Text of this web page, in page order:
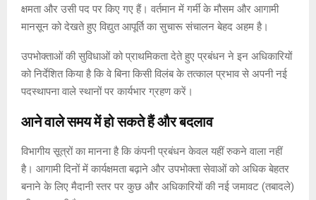
क्षमता और उसी पद पर किए गए हैं। वर्तमान में गर्मी के मौसम और आगामी
मानसून को देखते हुए विद्युत आपूर्ति का सुचारू संचालन बेहद अहम है।
उपभोक्ताओं की सुविधाओं को प्राथमिकता देते हुए प्रबंधन ने इन अधिकारियों
को निर्देशित किया है कि वे बिना किसी विलंब के तत्काल प्रभाव से अपनी नई
पदस्थापना वाले स्थानों पर कार्यभार ग्रहण करें।
आने वाले समय में हो सकते हैं और बदलाव
विभागीय सूत्रों का मानना है कि कंपनी प्रबंधन केवल यहीं रुकने वाला नहीं
है। आगामी दिनों में कार्यक्षमता बढ़ाने और उपभोक्ता सेवाओं को अधिक बेहतर
बनाने के लिए मैदानी स्तर पर कुछ और अधिकारियों की नई जमावट (तबादले)